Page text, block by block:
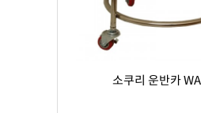
소쿠리 운반카